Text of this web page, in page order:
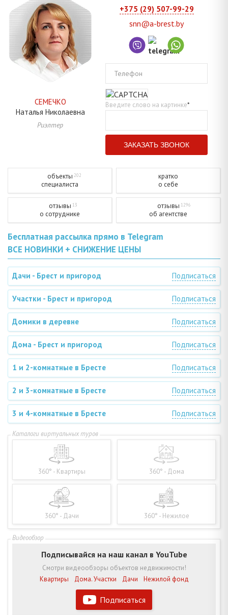
СЕМЕЧКО
Наталья Николаевна
Риэлтер
+375 (29) 507-99-29
snn@a-brest.by
Телефон
Введите слово на картинке*
объекты 202
специалиста
кратко
о себе
отзывы 13
о сотруднике
отзывы 1296
об агентстве
Бесплатная рассылка прямо в Telegram
ВСЕ НОВИНКИ + СНИЖЕНИЕ ЦЕНЫ
Дачи - Брест и пригород Подписаться
Участки - Брест и пригород Подписаться
Домики в деревне Подписаться
Дома - Брест и пригород Подписаться
1 и 2-комнатные в Бресте Подписаться
2 и 3-комнатные в Бресте Подписаться
3 и 4-комнатные в Бресте Подписаться
360° - Квартиры 360° - Дома
360° - Дачи 360° - Нежилое
Подписаться
Подписывайся на наш канал в YouTube
Смотри видеообзоры объектов недвижимости!
Квартиры
Дома. Участки Дачи Нежилой фонд